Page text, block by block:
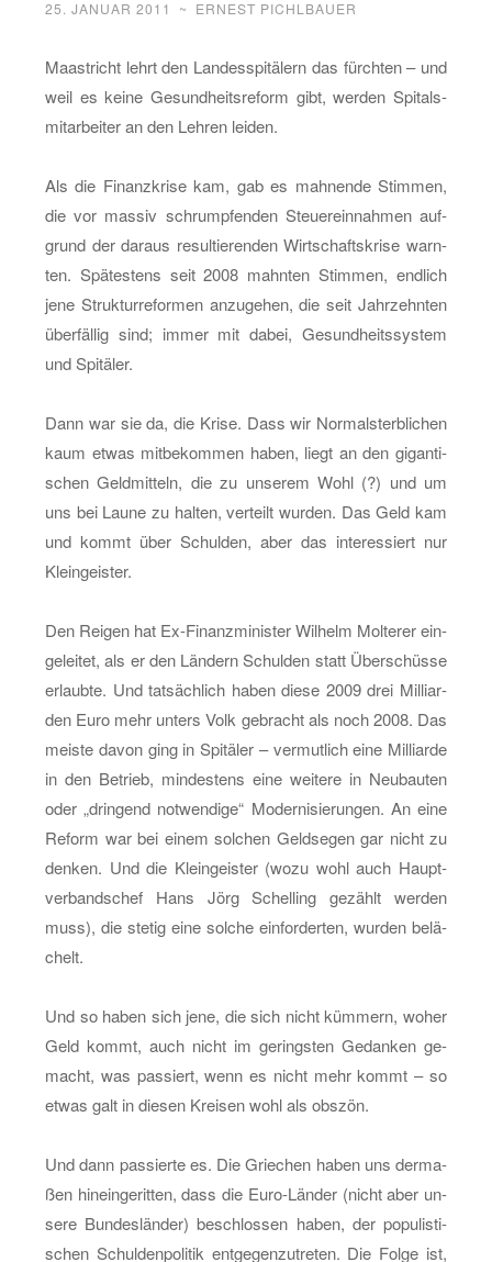
25. JANUAR 2011 ~ ERNEST PICHLBAUER
Maas­tricht lehrt den Lan­des­spi­tä­lern das fürch­ten – und
weil es keine Ge­sund­heits­re­form gibt, wer­den Spi­tals­
mit­ar­bei­ter an den Leh­ren lei­den.
Als die Fi­nanz­kri­se kam, gab es mah­nen­de Stim­men,
die vor mas­siv schrump­fen­den Steu­er­ein­nah­men auf­
grund der dar­aus re­sul­tie­ren­den Wirt­schafts­kri­se warn­
ten. Spä­tes­tens seit 2008 mahn­ten Stim­men, end­lich
jene Struk­tur­re­for­men an­zu­ge­hen, die seit Jahr­zehn­ten
über­fäl­lig sind; immer mit dabei, Ge­sund­heits­sys­tem
und Spi­tä­ler.
Dann war sie da, die Krise. Dass wir Nor­mal­sterb­li­chen
kaum etwas mit­be­kom­men haben, liegt an den gi­gan­ti­
schen Geld­mit­teln, die zu un­se­rem Wohl (?) und um
uns bei Laune zu hal­ten, ver­teilt wur­den. Das Geld kam
und kommt über Schul­den, aber das in­ter­es­siert nur
Klein­geis­ter.
Den Rei­gen hat Ex-Fi­nanz­mi­nis­ter Wil­helm Mol­te­rer ein­
ge­lei­tet, als er den Län­dern Schul­den statt Über­schüs­se
er­laub­te. Und tat­säch­lich haben diese 2009 drei Mil­li­ar­
den Euro mehr un­ters Volk ge­bracht als noch 2008. Das
meis­te davon ging in Spi­tä­ler – ver­mut­lich eine Mil­li­ar­de
in den Be­trieb, min­des­tens eine wei­te­re in Neu­bau­ten
oder „drin­gend not­wen­di­ge“ Mo­der­ni­sie­run­gen. An eine
Re­form war bei einem sol­chen Geld­se­gen gar nicht zu
den­ken. Und die Klein­geis­ter (wozu wohl auch Haupt­
ver­bands­chef Hans Jörg Schel­ling ge­zählt wer­den
muss), die ste­tig eine sol­che ein­for­der­ten, wur­den be­lä­
chelt.
Und so haben sich jene, die sich nicht küm­mern, woher
Geld kommt, auch nicht im ge­rings­ten Ge­dan­ken ge­
macht, was pas­siert, wenn es nicht mehr kommt – so
etwas galt in die­sen Krei­sen wohl als ob­szön.
Und dann pas­sier­te es. Die Grie­chen haben uns der­ma­
ßen hin­ein­ge­rit­ten, dass die Eu­ro-Län­der (nicht aber un­
se­re Bun­des­län­der) be­schlos­sen haben, der po­pu­lis­ti­
schen Schul­den­po­li­tik ent­ge­gen­zu­tre­ten. Die Folge ist,